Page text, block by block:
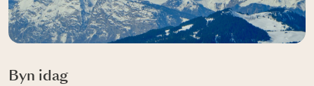
Byn idag